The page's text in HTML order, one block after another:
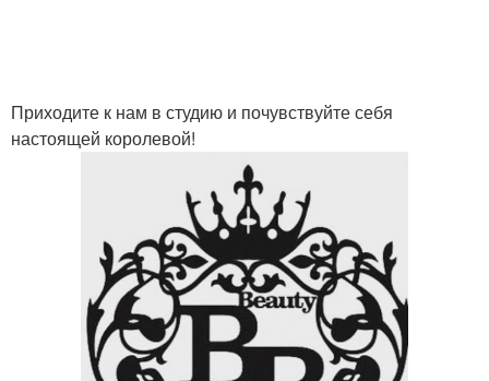
Приходите к нам в студию и почувствуйте себя
настоящей королевой!